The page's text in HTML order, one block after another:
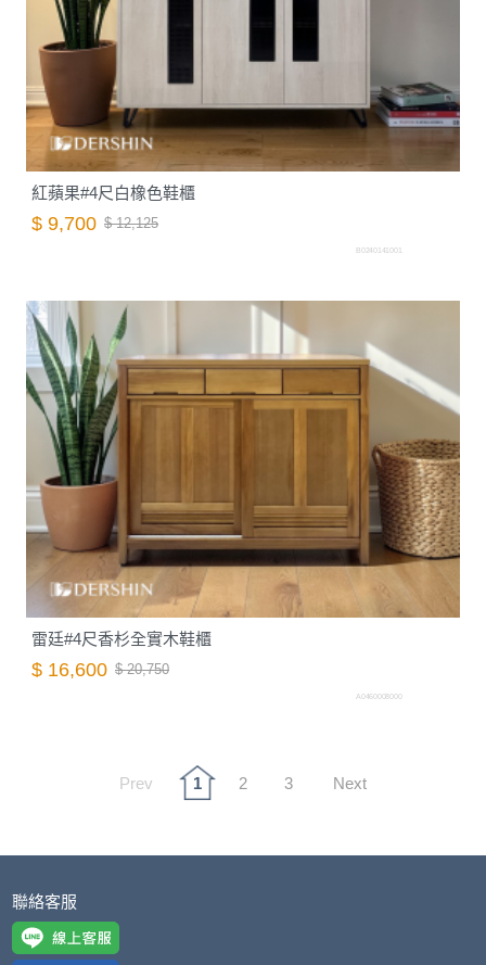
紅蘋果#4尺白橡色鞋櫃
$ 9,700 $ 12,125
B0240141001
雷廷#4尺香杉全實木鞋櫃
$ 16,600 $ 20,750
A0460008000
Prev 1 2 3 Next
聯絡客服